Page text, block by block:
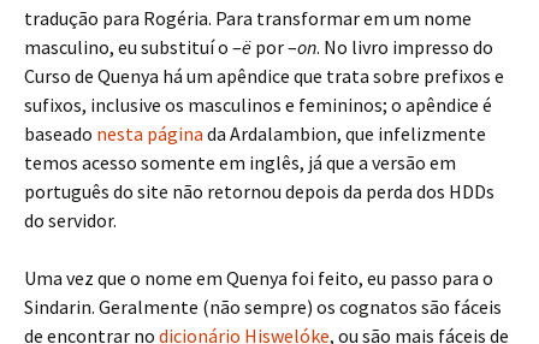
tradução para Rogéria. Para transformar em um nome
masculino, eu substituí o –ë por –on. No livro impresso do
Curso de Quenya há um apêndice que trata sobre prefixos e
sufixos, inclusive os masculinos e femininos; o apêndice é
baseado nesta página da Ardalambion, que infelizmente
temos acesso somente em inglês, já que a versão em
português do site não retornou depois da perda dos HDDs
do servidor.
Uma vez que o nome em Quenya foi feito, eu passo para o
Sindarin. Geralmente (não sempre) os cognatos são fáceis
de encontrar no dicionário Hiswelóke, ou são mais fáceis de